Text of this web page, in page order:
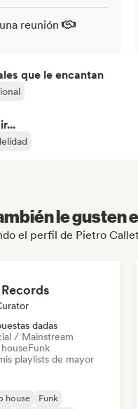
reunión
que le encantan
le
el perfil de Pietro
dadas
/ Mainstream
Funk
playlists de mayor
house
Funk